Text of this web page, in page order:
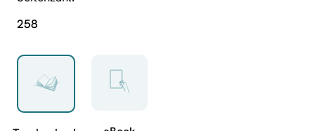
258